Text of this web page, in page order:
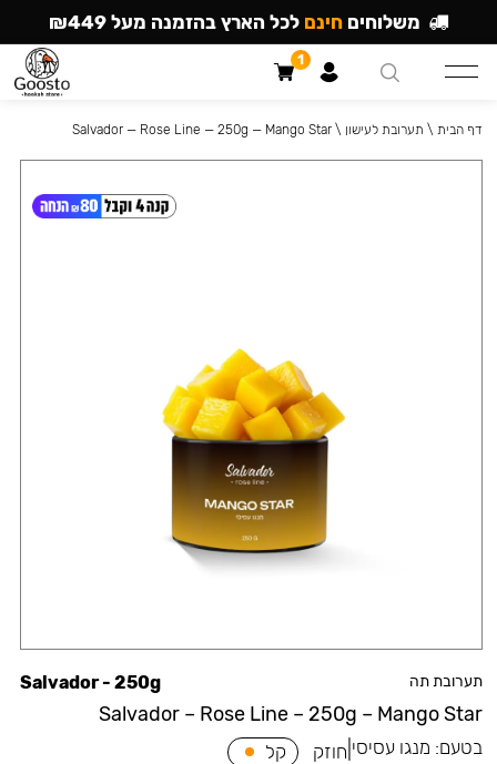
תערובת תה
Salvador – Rose Line – 250g – Mango Star
Salvador - 250g
בטעם: מנגו עסיסי חוזק קל
דף הבית \ תערובת לעישון \
Salvador — Rose Line — 250g — Mango Star
משלוחים חינם לכל הארץ בהזמנה מעל ₪449
1